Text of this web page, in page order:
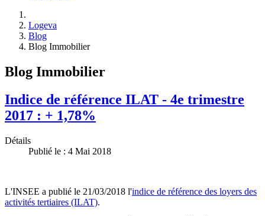
Logeva
Blog
Blog Immobilier
Blog Immobilier
Indice de référence ILAT - 4e trimestre
2017 : + 1,78%
Détails
Publié le : 4 Mai 2018
L'INSEE a publié le 21/03/2018 l'indice de référence des loyers des
activités tertiaires (ILAT).